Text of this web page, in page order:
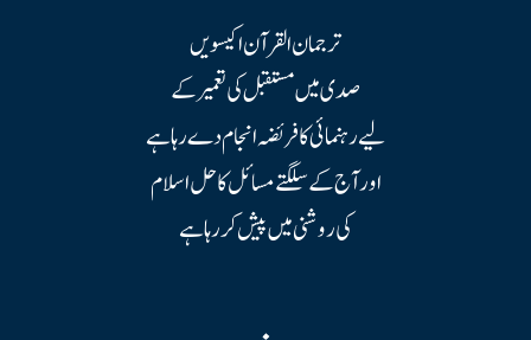
ترجمان القرآن اکیسویں
صدی میں مستقبل کی تعمیر کے
لیے رہنمائی کا فریضہ انجام دے رہا ہے
اور آج کے سلگتے مسائل کا حل اسلام
کی روشنی میں پیش کر رہا ہے